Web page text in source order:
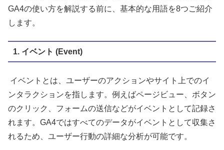
GA4の使い方を解説する前に、基本的な用語を8つご紹介
します。
1. イベント (Event)
イベントとは、ユーザーのアクションやサイト上でのイ
ンタラクションを指します。例えばページビュー、ボタン
のクリック、フォームの送信などがイベントとして記録さ
れます。GA4ではすべてのデータがイベントとして収集さ
れるため、ユーザー行動の詳細な分析が可能です。